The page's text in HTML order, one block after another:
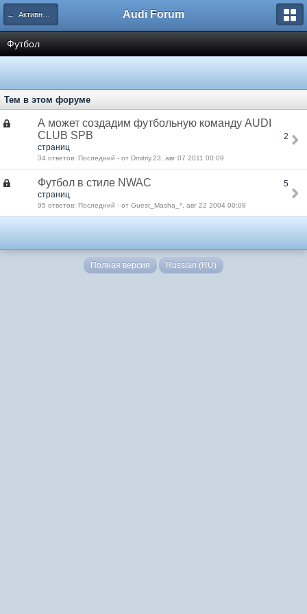
← Активный отдых Audi Forum
Футбол
Тем в этом форуме
А может создадим футбольную команду AUDI
CLUB SPB
2
страниц
34 ответов: Последний - от Dmitriy.23, авг 07 2011 00:09
Футбол в стиле NWAC
5
страниц
95 ответов: Последний - от Guest_Masha_*, авг 22 2004 00:08
Полная версия Russian (RU)